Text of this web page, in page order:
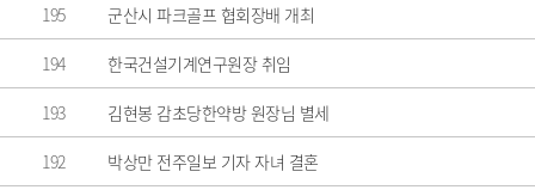
195 군산시 파크골프 협회장배 개최
194 한국건설기계연구원장 취임
193 김현봉 감초당한약방 원장님 별세
192 박상만 전주일보 기자 자녀 결혼